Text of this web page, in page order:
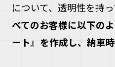
について、透明性を持
べてのお客様に以下の
ート』を作成し、納車